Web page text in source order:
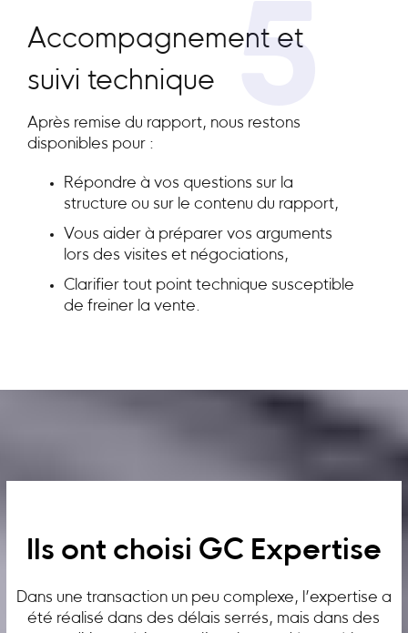
5
Accompagnement et
suivi technique
Après remise du rapport, nous restons
disponibles pour :
Répondre à vos questions sur la
structure ou sur le contenu du rapport,
Vous aider à préparer vos arguments
lors des visites et négociations,
Clarifier tout point technique susceptible
de freiner la vente.
Ils ont choisi GC Expertise
Dans une transaction un peu complexe, l’expertise a
été réalisé dans des délais serrés, mais dans des